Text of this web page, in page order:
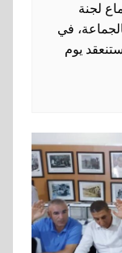
اجتماع لجنة
في
ستنعقد يوم